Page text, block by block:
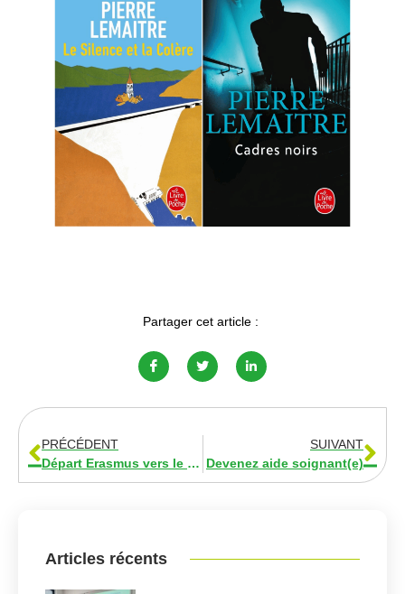
Partager cet article :
PRÉCÉDENT
Départ Erasmus vers le Portugal et l’Espagne
SUIVANT
Devenez aide soignant(e)
Articles récents